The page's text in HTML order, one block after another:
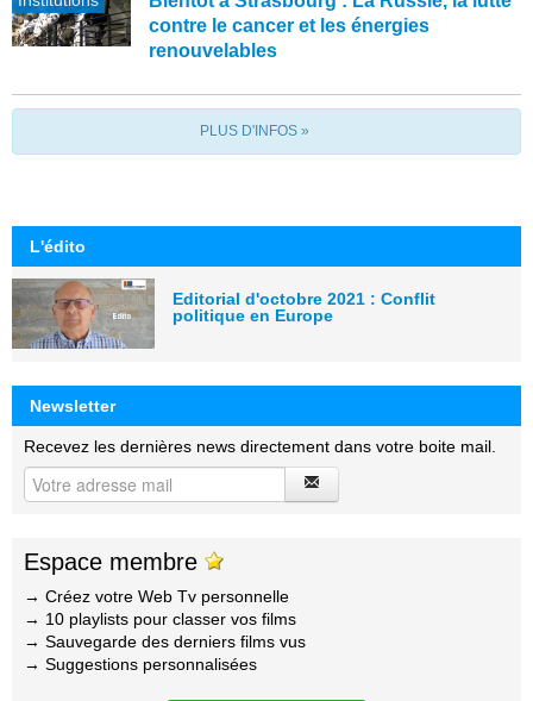
contre le cancer et les énergies
renouvelables
PLUS D'INFOS »
L'édito
Editorial d'octobre 2021 : Conflit
politique en Europe
Newsletter
Recevez les dernières news directement dans votre boite mail.
Espace membre
→ Créez votre Web Tv personnelle
→ 10 playlists pour classer vos films
→ Sauvegarde des derniers films vus
→ Suggestions personnalisées